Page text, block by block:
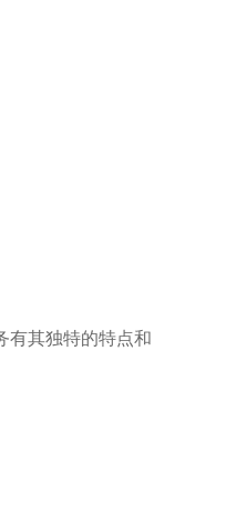
有其独特的特点和